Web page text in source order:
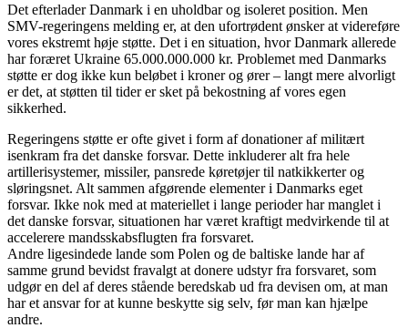
Det efterlader Danmark i en uholdbar og isoleret position. Men
SMV-regeringens melding er, at den ufortrødent ønsker at videreføre
vores ekstremt høje støtte. Det i en situation, hvor Danmark allerede
har foræret Ukraine 65.000.000.000 kr. Problemet med Danmarks
støtte er dog ikke kun beløbet i kroner og ører – langt mere alvorligt
er det, at støtten til tider er sket på bekostning af vores egen
sikkerhed.
Regeringens støtte er ofte givet i form af donationer af militært
isenkram fra det danske forsvar. Dette inkluderer alt fra hele
artillerisystemer, missiler, pansrede køretøjer til natkikkerter og
sløringsnet. Alt sammen afgørende elementer i Danmarks eget
forsvar. Ikke nok med at materiellet i lange perioder har manglet i
det danske forsvar, situationen har været kraftigt medvirkende til at
accelerere mandsskabsflugten fra forsvaret.
Andre ligesindede lande som Polen og de baltiske lande har af
samme grund bevidst fravalgt at donere udstyr fra forsvaret, som
udgør en del af deres stående beredskab ud fra devisen om, at man
har et ansvar for at kunne beskytte sig selv, før man kan hjælpe
andre.